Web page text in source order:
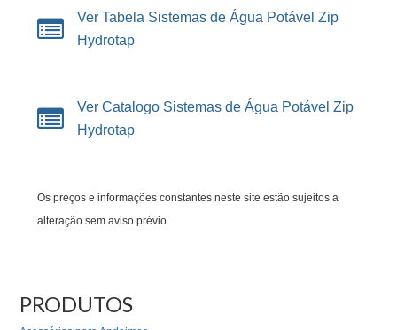
Ver Tabela Sistemas de Água Potável Zip
Hydrotap
Ver Catalogo Sistemas de Água Potável Zip
Hydrotap
Os preços e informações constantes neste site estão sujeitos a
alteração sem aviso prévio.
PRODUTOS